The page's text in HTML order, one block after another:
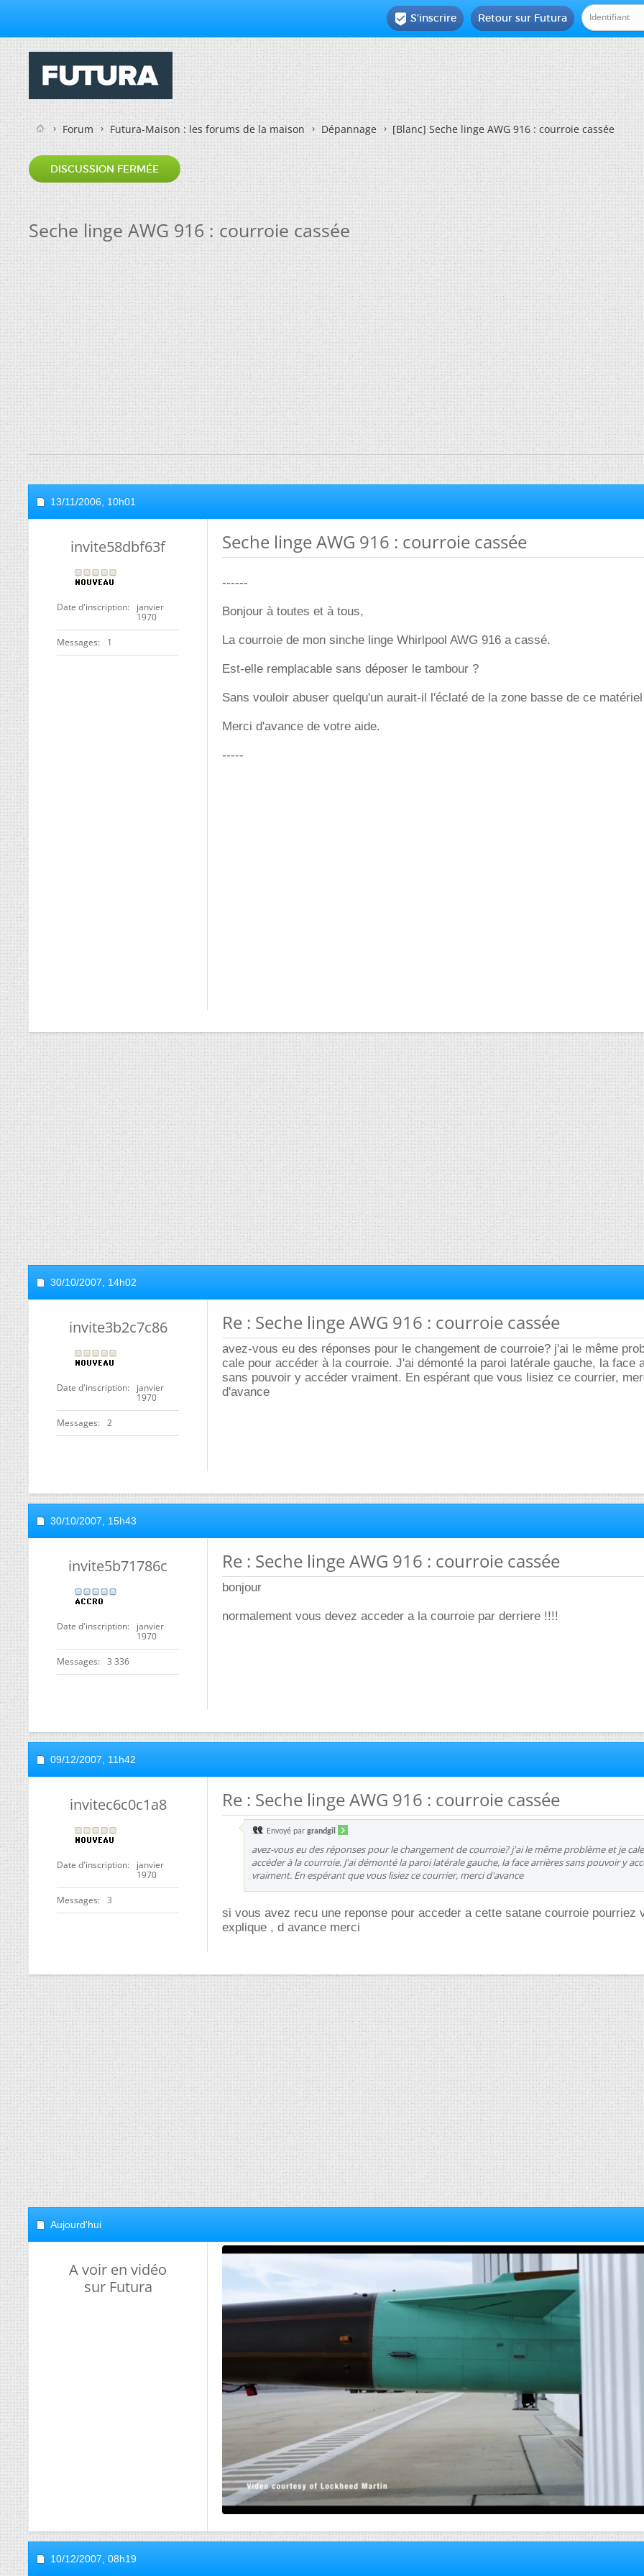
Retour sur Futura
 S'inscrire
Forum Futura-Maison : les forums de la maison Dépannage [Blanc]Seche linge AWG 916 : courroie cassée
DISCUSSION FERMÉE
Seche linge AWG 916 : courroie cassée
13/11/2006, 10h01
invite58dbf63f
Date d'inscription
janvier
1970
Messages 1
Seche linge AWG 916 : courroie cassée
------
Bonjour à toutes et à tous,
La courroie de mon sinche linge Whirlpool AWG 916 a cassé.
Est-elle remplacable sans déposer le tambour ?
Sans vouloir abuser quelqu'un aurait-il l'éclaté de la zone basse de ce
Merci d'avance de votre aide.
-----
30/10/2007, 14h02
invite3b2c7c86
Date d'inscription
janvier
1970
Messages 2
Re : Seche linge AWG 916 : courroie cassée
avez-vous eu des réponses pour le changement de courroie? j'ai le même
cale pour accéder à la courroie. J'ai démonté la paroi latérale gauche, la face
sans pouvoir y accéder vraiment. En espérant que vous lisiez ce courrier,
d'avance
30/10/2007, 15h43
invite5b71786c
Date d'inscription
janvier
1970
Messages 3 336
Re : Seche linge AWG 916 : courroie cassée
bonjour
normalement vous devez acceder a la courroie par derriere !!!!
09/12/2007, 11h42
invitec6c0c1a8
Date d'inscription
janvier
1970
Messages 3
Re : Seche linge AWG 916 : courroie cassée
Envoyé par grandgil
avez-vous eu des réponses pour le changement de courroie? j'ai le même problème et je
accéder à la courroie. J'ai démonté la paroi latérale gauche, la face arrières sans pouvoir y
vraiment. En espérant que vous lisiez ce courrier, merci d'avance
si vous avez recu une reponse pour acceder a cette satane courroie pourriez
explique , d avance merci
Aujourd'hui
A voir en vidéo
sur Futura
10/12/2007, 08h19